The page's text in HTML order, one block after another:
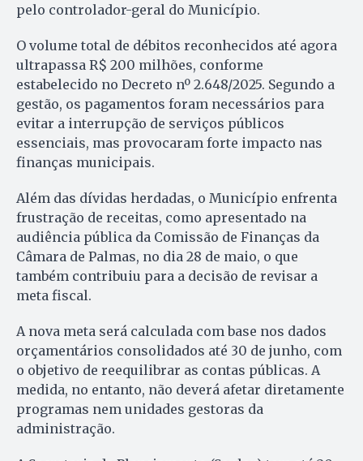
pelo controlador-geral do Município.
O volume total de débitos reconhecidos até agora
ultrapassa R$ 200 milhões, conforme
estabelecido no Decreto nº 2.648/2025. Segundo a
gestão, os pagamentos foram necessários para
evitar a interrupção de serviços públicos
essenciais, mas provocaram forte impacto nas
finanças municipais.
Além das dívidas herdadas, o Município enfrenta
frustração de receitas, como apresentado na
audiência pública da Comissão de Finanças da
Câmara de Palmas, no dia 28 de maio, o que
também contribuiu para a decisão de revisar a
meta fiscal.
A nova meta será calculada com base nos dados
orçamentários consolidados até 30 de junho, com
o objetivo de reequilibrar as contas públicas. A
medida, no entanto, não deverá afetar diretamente
programas nem unidades gestoras da
administração.